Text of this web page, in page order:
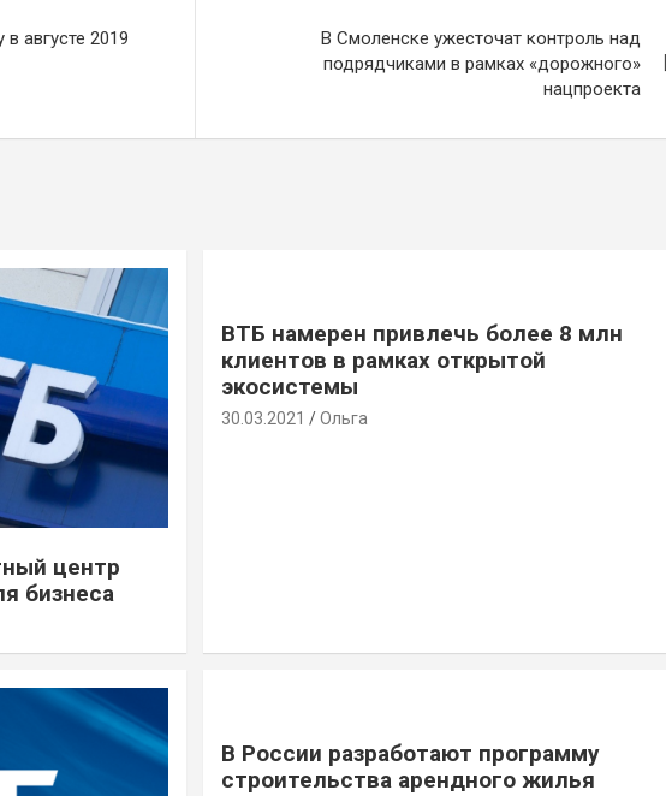
августе 2019
В Смоленске ужесточат контроль над
подрядчиками в рамках «дорожного»
нацпроекта
центр
бизнеса
ВТБ намерен привлечь более 8 млн
клиентов в рамках открытой
экосистемы
30.03.2021 Ольга
В России разработают программу
строительства арендного жилья